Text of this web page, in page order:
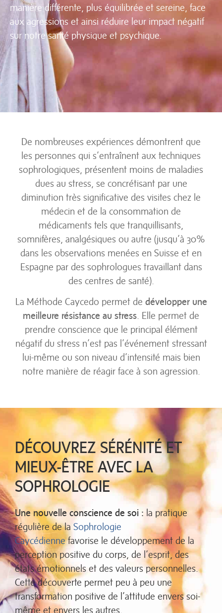
manière différente, plus équilibrée et sereine, face
aux agressions et ainsi réduire leur impact négatif
sur notre santé physique et psychique.
De nombreuses expériences démontrent que
les personnes qui s’entraînent aux techniques
sophrologiques, présentent moins de maladies
dues au stress, se concrétisant par une
diminution très significative des visites chez le
médecin et de la consommation de
médicaments tels que tranquillisants,
somnifères, analgésiques ou autre (jusqu’à 30%
dans les observations menées en Suisse et en
Espagne par des sophrologues travaillant dans
des centres de santé).
La Méthode Caycedo permet de développer une
meilleure résistance au stress. Elle permet de
prendre conscience que le principal élément
négatif du stress n’est pas l’événement stressant
lui-même ou son niveau d’intensité mais bien
notre manière de réagir face à son agression.
DÉCOUVREZ SÉRÉNITÉ ET
MIEUX-ÊTRE AVEC LA
SOPHROLOGIE
Une nouvelle conscience de soi : la pratique
régulière de la Sophrologie
Caycédiennefavorise le développement de la
perception positive du corps, de l’esprit, des
états émotionnels et des valeurs personnelles.
Cette découverte permet peu à peu une
transformation positive de l’attitude envers soi-
même et envers les autres.